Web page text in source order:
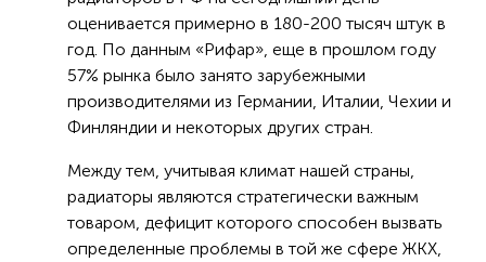
оценивается примерно в 180-200 тысяч штук в
год. По данным «Рифар», еще в прошлом году
57% рынка было занято зарубежными
производителями из Германии, Италии, Чехии и
Финляндии и некоторых других стран.
Между тем, учитывая климат нашей страны,
радиаторы являются стратегически важным
товаром, дефицит которого способен вызвать
определенные проблемы в той же сфере ЖКХ,